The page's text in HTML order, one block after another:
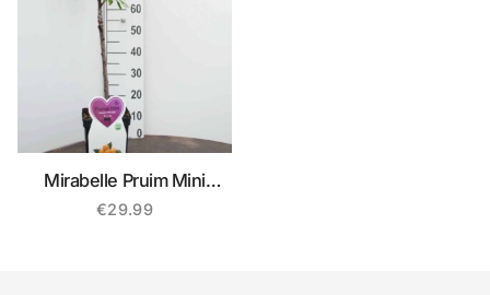
Mirabelle Pruim Mini
Fruitboom
€29.99